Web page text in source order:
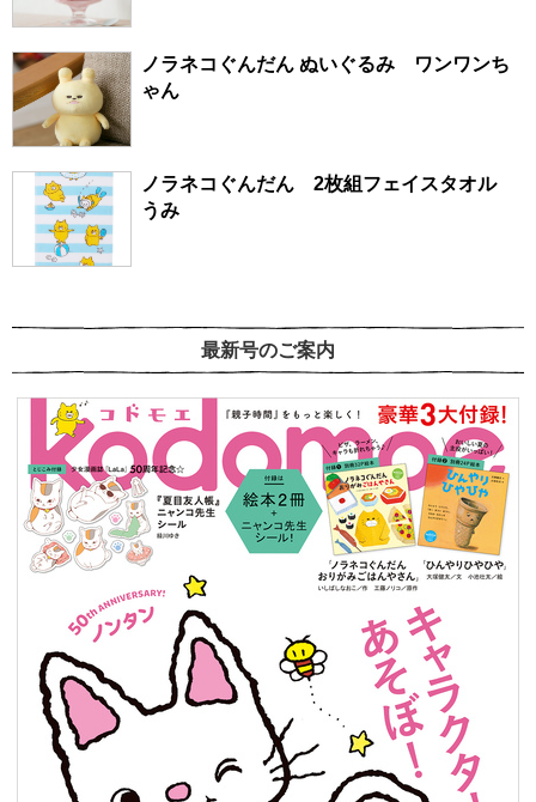
ノラネコぐんだん ぬいぐるみ ワンワンち
ゃん
ノラネコぐんだん 2枚組フェイスタオル
うみ
最新号のご案内